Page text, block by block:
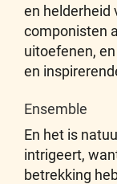
en helderheid
componisten
uitoefenen,
en
Ensemble
En het is
intrigeert,
betrekking